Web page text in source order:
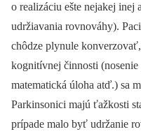
o realizáciu ešte nejakej
udržiavania rovnováhy).
chôdze plynule
kognitívnej činnosti
matematická úloha atď.) sa
Parkinsonici majú ťažkosti
prípade malo byť udržanie